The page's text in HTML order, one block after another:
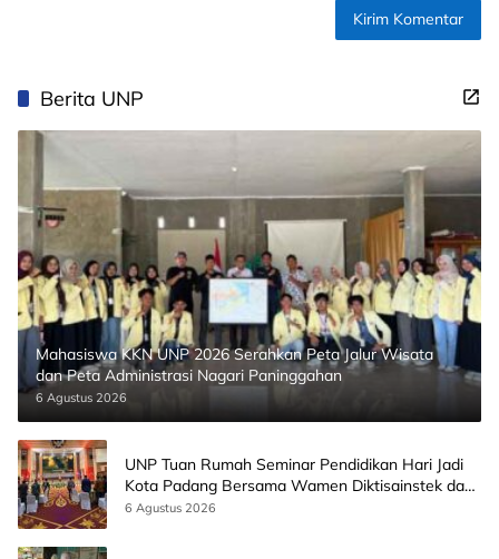
Berita UNP
Mahasiswa KKN UNP 2026 Serahkan Peta Jalur Wisata
dan Peta Administrasi Nagari Paninggahan
6 Agustus 2026
UNP Tuan Rumah Seminar Pendidikan Hari Jadi
Kota Padang Bersama Wamen Diktisainstek dan
CEO EMGS Malaysia
6 Agustus 2026